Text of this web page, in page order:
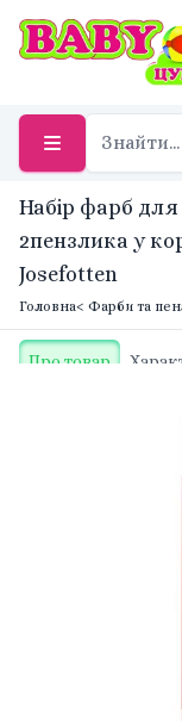
Набір фарб
2пензлика у
Josefotten
Головна< Фарби та
Про товар